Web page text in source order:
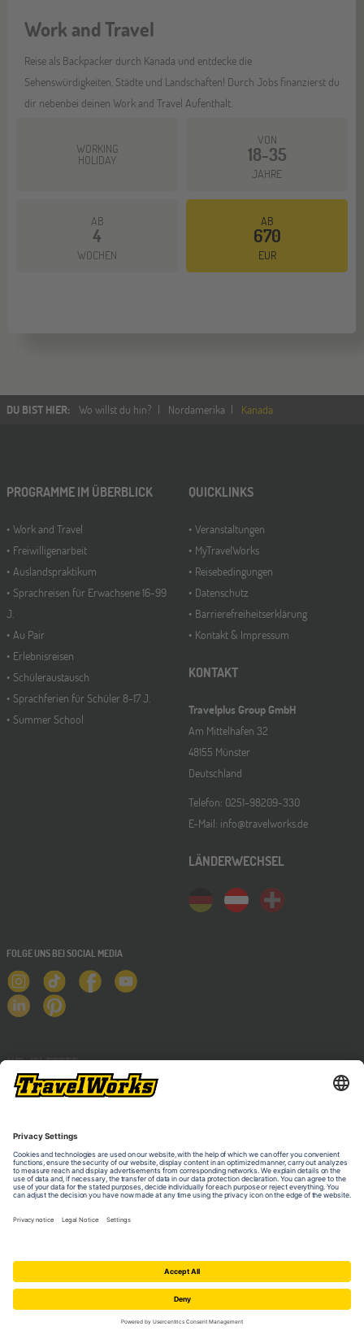
Work and Travel
Reise als Backpacker durch Kanada und entdecke die
Sehenswürdigkeiten, Städte und Landschaften! Durch Jobs finanzierst du
dir nebenbei deinen Work and Travel Aufenthalt.
WORKING
HOLIDAY
VON
18-35
JAHRE
AB
4
WOCHEN
AB
670
EUR
DU BIST HIER: Wo willst du hin? Nordamerika Kanada
PROGRAMME IM ÜBERBLICK
Work and Travel
Freiwilligenarbeit
Auslandspraktikum
Sprachreisen für Erwachsene 16-99
J.
Au Pair
Erlebnisreisen
Schüleraustausch
Sprachferien für Schüler 8-17 J.
Summer School
QUICKLINKS
Veranstaltungen
MyTravelWorks
Reisebedingungen
Datenschutz
Barrierefreiheitserklärung
Kontakt & Impressum
KONTAKT
Travelplus Group GmbH
Am Mittelhafen 32
48155 Münster
Deutschland
Telefon: 0251-98209-330
E-Mail: info@travelworks.de
LÄNDERWECHSEL
FOLGE UNS BEI SOCIAL MEDIA
NEWSLETTER